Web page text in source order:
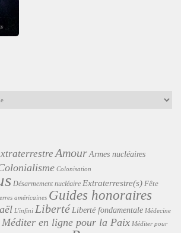
Amour Armes nucléaires
Colonisation
Désarmement nucléaire Extraterrestre(s) Fête
américaines Guides honoraires
L'infini Liberté Liberté fondamentale Médecine
Méditer en ligne pour la Paix Méditer pour